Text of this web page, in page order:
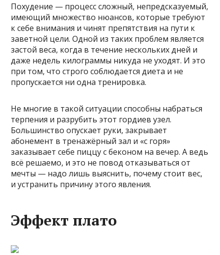
Похудение — процесс сложный, непредсказуемый,
имеющий множество нюансов, которые требуют
к себе внимания и чинят препятствия на пути к
заветной цели. Одной из таких проблем является
застой веса, когда в течение нескольких дней и
даже недель килограммы никуда не уходят. И это
при том, что строго соблюдается диета и не
пропускается ни одна тренировка.
Не многие в такой ситуации способны набраться
терпения и разрубить этот гордиев узел.
Большинство опускает руки, закрывает
абонемент в тренажёрный зал и «с горя»
заказывает себе пиццу с беконом на вечер. А ведь
всё решаемо, и это не повод отказываться от
мечты — надо лишь выяснить, почему стоит вес,
и устранить причину этого явления.
Эффект плато